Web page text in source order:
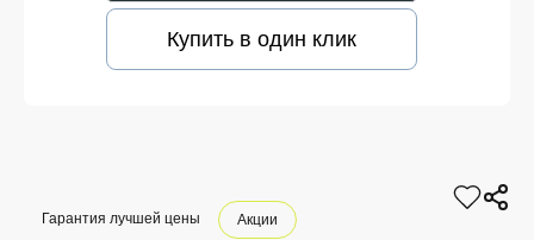
Купить в один клик
Гарантия лучшей цены Акции